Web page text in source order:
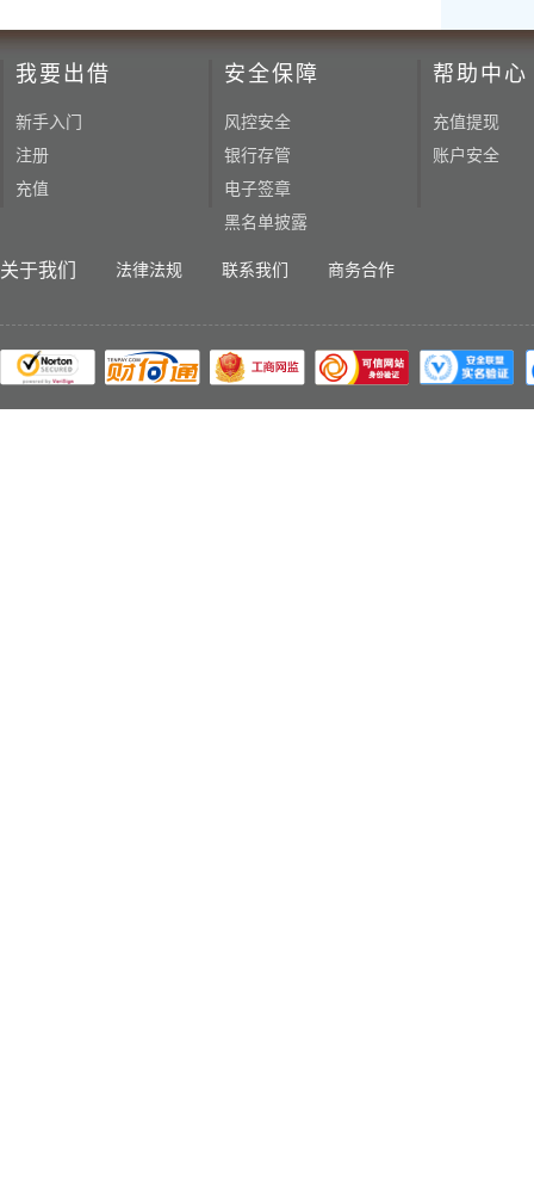
我要出借
新手入门
注册
充值
安全保障
风控安全
银行存管
电子签章
黑名单披露
帮助中心
充值提现
账户安全
关于我们 法律法规 联系我们 商务合作